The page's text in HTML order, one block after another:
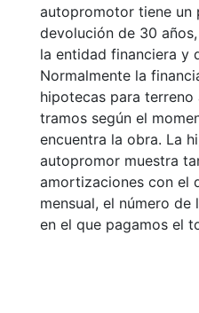
autopromotor tiene un
devolución de 30
la entidad financiera y
Normalmente la
hipotecas para
tramos según el
encuentra la obra. La
autopromor muestra
amortizaciones con el
mensual, el número
en el que pagamos el